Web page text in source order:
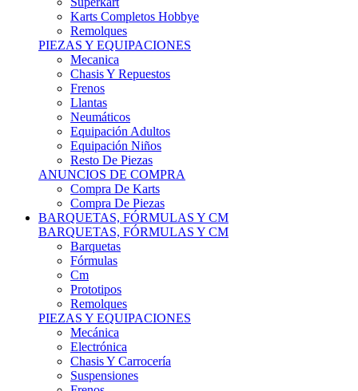
Remolques
PIEZAS Y EQUIPACIONES
Mecanica
Chasis Y Repuestos
Frenos
Llantas
Neumáticos
Equipación Adultos
Equipación Niños
Resto De Piezas
ANUNCIOS DE COMPRA
Compra De Karts
Compra De Piezas
BARQUETAS, FÓRMULAS Y CM
BARQUETAS, FÓRMULAS Y CM
Barquetas
Fórmulas
Cm
Prototipos
Remolques
PIEZAS Y EQUIPACIONES
Mecánica
Electrónica
Chasis Y Carrocería
Suspensiones
Frenos
Llantas